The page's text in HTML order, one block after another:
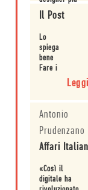
attivo della
sua
Il Post
Lo
spiega
bene
Fare i
illustrata
di
dieci
di anni
di
del
libro
Leggi
Antonio
Prudenzano
Affari
«Così il
digitale ha